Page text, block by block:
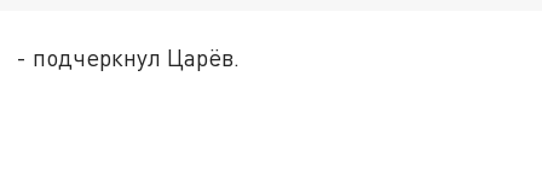
- подчеркнул Царёв.